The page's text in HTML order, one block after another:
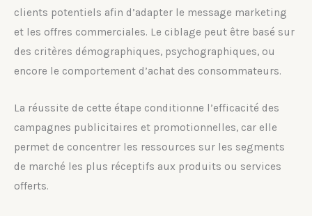
clients potentiels afin d’adapter le message marketing
et les offres commerciales. Le ciblage peut être basé sur
des critères démographiques, psychographiques, ou
encore le comportement d’achat des consommateurs.
La réussite de cette étape conditionne l’efficacité des
campagnes publicitaires et promotionnelles, car elle
permet de concentrer les ressources sur les segments
de marché les plus réceptifs aux produits ou services
offerts.